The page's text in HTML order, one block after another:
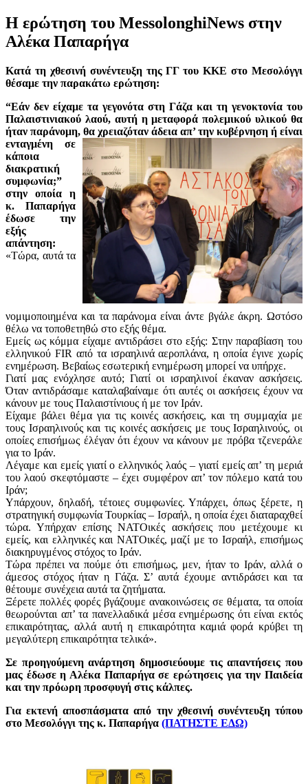
Η ερώτηση του MessolonghiNews στην
Αλέκα Παπαρήγα
Κατά τη χθεσινή συνέντευξη της ΓΓ του ΚΚΕ στο Μεσολόγγι
θέσαμε την παρακάτω ερώτηση:
“Εάν δεν είχαμε τα γεγονότα στη Γάζα και τη γενοκτονία του
Παλαιστινιακού λαού, αυτή η μεταφορά πολεμικού υλικού θα
ήταν παράνομη, θα χρειαζόταν άδεια απ’την κυβέρνηση ή είναι
ενταγμένη σε
κάποια
διακρατική
συμφωνία;”
στην οποία η
κ. Παπαρήγα
έδωσε την
εξής
απάντηση:
«Τώρα, αυτά τα
νομιμοποιημένα και τα παράνομα είναι άντε βγάλε άκρη. Ωστόσο
θέλω να τοποθετηθώ στο εξής θέμα.
Εμείς ως κόμμα είχαμε αντιδράσει στο εξής: Στην παραβίαση του
ελληνικού FIR από τα ισραηλινά αεροπλάνα, η οποία έγινε χωρίς
ενημέρωση. Βεβαίως εσωτερική ενημέρωση μπορεί να υπήρχε.
Γιατί μας ενόχλησε αυτό; Γιατί οι ισραηλινοί έκαναν ασκήσεις.
Όταν αντιδράσαμε καταλαβαίναμε ότι αυτές οι ασκήσεις έχουν να
κάνουν με τους Παλαιστίνιους ή με τον Ιράν.
Είχαμε βάλει θέμα για τις κοινές ασκήσεις, και τη συμμαχία με
τους Ισραηλινούς και τις κοινές ασκήσεις με τους Ισραηλινούς, οι
οποίες επισήμως έλέγαν ότι έχουν να κάνουν με πρόβα τζενεράλε
για το Ιράν.
Λέγαμε και εμείς γιατί ο ελληνικός λαός – γιατί εμείς απ’ τη μεριά
του λαού σκεφτόμαστε – έχει συμφέρον απ’ τον πόλεμο κατά του
Ιράν;
Υπάρχουν, δηλαδή, τέτοιες συμφωνίες. Υπάρχει, όπως ξέρετε, η
στρατηγική συμφωνία Τουρκίας – Ισραήλ, η οποία έχει διαταραχθεί
τώρα. Υπήρχαν επίσης ΝΑΤΟικές ασκήσεις που μετέχουμε κι
εμείς, και ελληνικές και ΝΑΤΟικές, μαζί με το Ισραήλ, επισήμως
διακηρυγμένος στόχος το Ιράν.
Τώρα πρέπει να πούμε ότι επισήμως, μεν, ήταν το Ιράν, αλλά ο
άμεσος στόχος ήταν η Γάζα. Σ’ αυτά έχουμε αντιδράσει και τα
θέτουμε συνέχεια αυτά τα ζητήματα.
Ξέρετε πολλές φορές βγάζουμε ανακοινώσεις σε θέματα, τα οποία
θεωρούνται απ’ τα πανελλαδικά μέσα ενημέρωσης ότι είναι εκτός
επικαιρότητας, αλλά αυτή η επικαιρότητα καμιά φορά κρύβει τη
μεγαλύτερη επικαιρότητα τελικά».
Σε προηγούμενη ανάρτηση δημοσιεύουμε τις απαντήσεις που
μας έδωσε η Αλέκα Παπαρήγα σε ερώτησεις για την Παιδεία
και την πρόωρη προσφυγή στις κάλπες.
Για εκτενή αποσπάσματα από την χθεσινή συνέντευξη τύπου
στο Μεσολόγγι της κ. Παπαρήγα (ΠΑΤΗΣΤΕ ΕΔΩ)